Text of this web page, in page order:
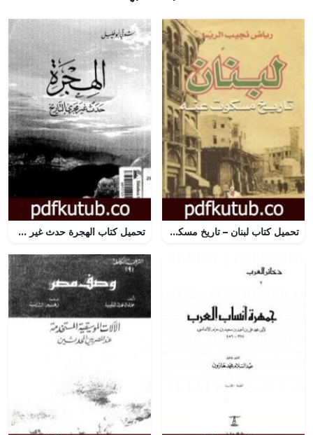
تحميل كتاب لبنان – تاريخ مسكوت عنه PDF تأليف رياض نجيب الريس مجانا [كامل] تحميل كتاب الهجرة حدث غير مجرى التاريخ PDF تأليف شوقي أبو خليل مجانا [كامل]